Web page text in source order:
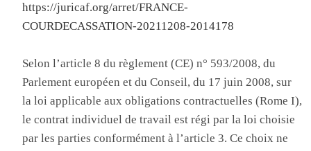
https://juricaf.org/arret/FRANCE-
COURDECASSATION-20211208-2014178
Selon l’article 8 du règlement (CE) n° 593/2008, du
Parlement européen et du Conseil, du 17 juin 2008, sur
la loi applicable aux obligations contractuelles (Rome I),
le contrat individuel de travail est régi par la loi choisie
par les parties conformément à l’article 3. Ce choix ne